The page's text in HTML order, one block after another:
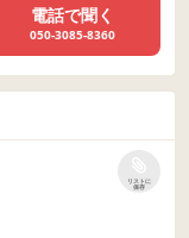
電話で聞く
050-3085-8360
リストに
保存